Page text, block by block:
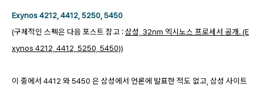
Exynos 4212, 4412, 5250, 5450
(구체적인 스펙은 다음 포스트 참고 :삼성, 32nm 엑시노스 프로세서 공개. (E
xynos 4212, 4412, 5250, 5450))
이 중에서 4412 와 5450 은 삼성에서 언론에 발표한 적도 없고, 삼성 사이트